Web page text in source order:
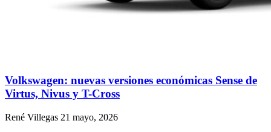
Volkswagen: nuevas versiones económicas Sense de
Virtus, Nivus y T-Cross
René Villegas 21 mayo, 2026